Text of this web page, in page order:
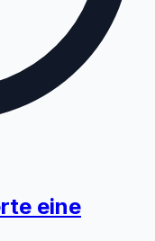
eine